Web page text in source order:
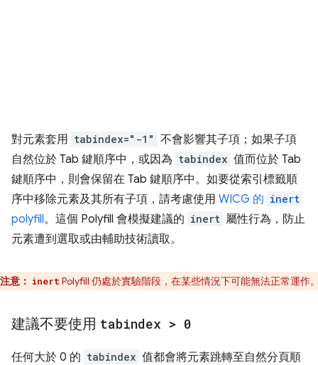
對元素套用 tabindex="-1" 不會影響其子項；如果子項
自然位於 Tab 鍵順序中，或因為 tabindex 值而位於 Tab
鍵順序中，則會保留在 Tab 鍵順序中。如要從索引標籤順
序中移除元素及其所有子項，請考慮使用 WICG 的 inert
polyfill。這個 Polyfill 會模擬建議的 inert 屬性行為，防止
元素遭到選取或由輔助技術讀取。
注意： inert Polyfill 仍處於實驗階段，在某些情況下可能無法正常運作
建議不要使用 tabindex > 0
任何大於 0 的 tabindex 值都會將元素跳轉至自然分頁順